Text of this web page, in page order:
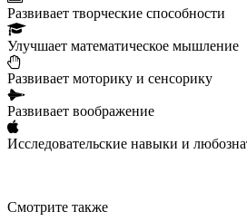
Развивает творческие способности
Улучшает математическое мышление
Развивает моторику и сенсорику
Развивает воображение
Исследовательские навыки и
Смотрите также